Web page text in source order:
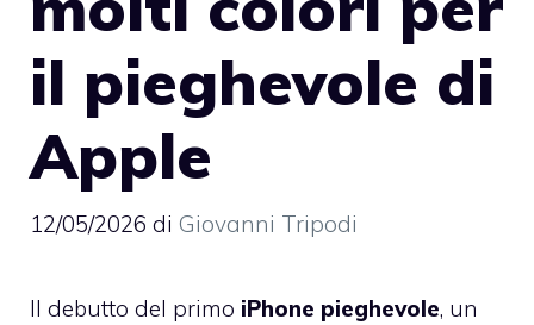
il pieghevole di
Apple
12/05/2026 di Giovanni Tripodi
Il debutto del primo iPhone pieghevole, un